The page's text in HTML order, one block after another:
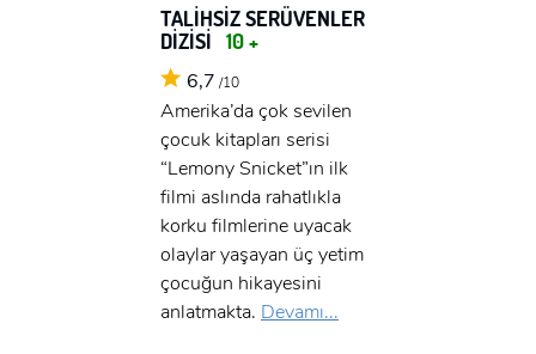
TALİHSİZ SERÜVENLER
DİZİSİ 10 +
6,7 /10
Amerika’da çok sevilen
çocuk kitapları serisi
“Lemony Snicket”ın ilk
filmi aslında rahatlıkla
korku filmlerine uyacak
olaylar yaşayan üç yetim
çocuğun hikayesini
anlatmakta. Devamı...